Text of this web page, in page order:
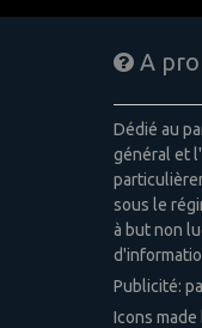
A
Dédié au
général et
sous le
à but non
Publicité:
Icons made